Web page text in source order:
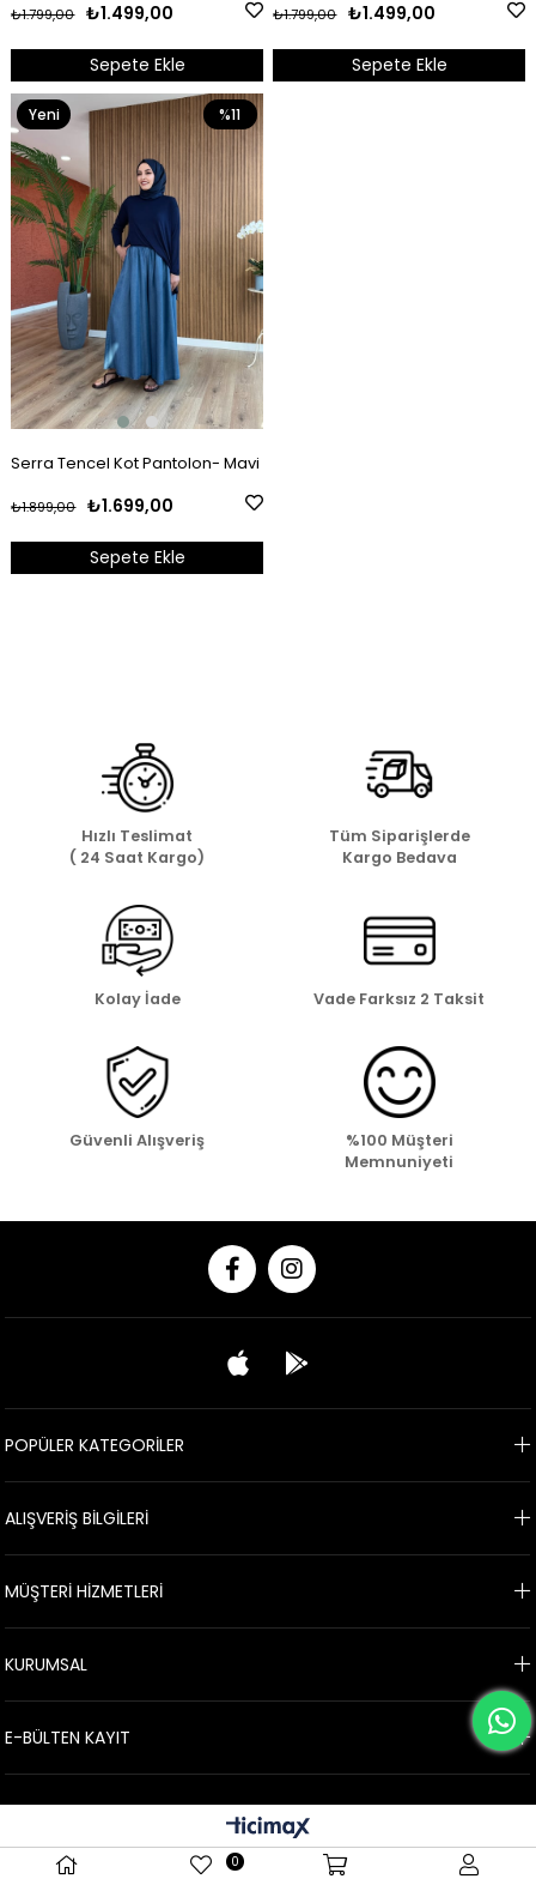
₺1.499,00
₺1.799,00
Sepete Ekle
₺1.499,00
₺1.799,00
Sepete Ekle
Serra Tencel Kot Pantolon- Mavi
₺1.699,00
₺1.899,00
Sepete Ekle
%11
Yeni
Ürün
Hızlı Teslimat
( 24 Saat Kargo)
Tüm Siparişlerde
Kargo Bedava
Kolay İade Vade Farksız 2 Taksit
Güvenli Alışveriş
%100 Müşteri
Memnuniyeti
POPÜLER KATEGORİLER
ALIŞVERİŞ BİLGİLERİ
MÜŞTERİ HİZMETLERİ
KURUMSAL
E-BÜLTEN KAYIT
0